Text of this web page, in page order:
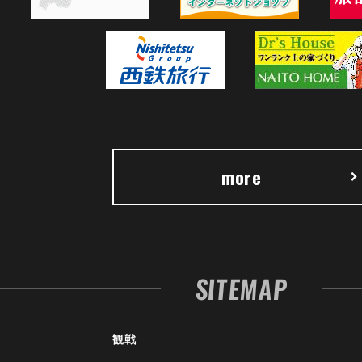
more
SITEMAP
観戦